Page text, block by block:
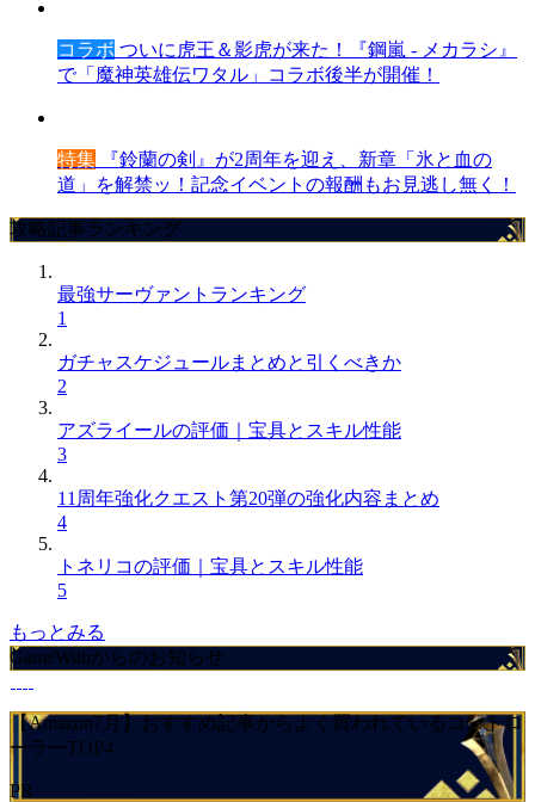
コラボ ついに虎王＆影虎が来た！『鋼嵐 - メカラシ』
で「魔神英雄伝ワタル」コラボ後半が開催！
特集 『鈴蘭の剣』が2周年を迎え、新章「氷と血の
道」を解禁ッ！記念イベントの報酬もお見逃し無く！
攻略記事ランキング
最強サーヴァントランキング
1
ガチャスケジュールまとめと引くべきか
2
アズライールの評価｜宝具とスキル性能
3
11周年強化クエスト第20弾の強化内容まとめ
4
トネリコの評価｜宝具とスキル性能
5
もっとみる
GameWithからのお知らせ
【Amazon7月】おすすめ記事からよく買われているコントロ
ーラーTOP4
PR